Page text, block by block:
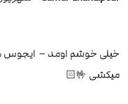
خیلی خوشم اومد – ایجوس
میکشی 🤟🏻